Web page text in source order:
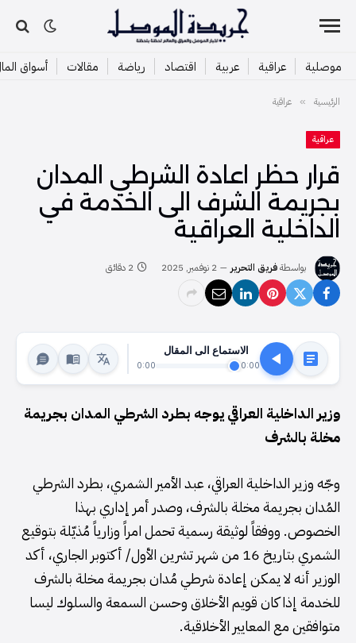
موصلية عراقية عربية اقتصاد رياضة مقالات أسواق
الرئيسية » عراقية
عراقية
قرار حظر اعادة الشرطي المدان
بجريمة الشرف الى الخدمة في
الداخلية العراقية
بواسطةفريق التحرير 2 نوفمبر, 2025 2 دقائق
الاستماع الى المقال
0:00
0:00
وزير الداخلية العراقي يوجه بطرد الشرطي المدان بجريمة
مخلة بالشرف
وجّه وزير الداخلية العراقي، عبد الأمير الشمري، بطرد الشرطي
المُدان بجريمة مخلة بالشرف، وصدر أمر إداري بهذا
الخصوص. ووفقاً لوثيقة رسمية تحمل امراً وزارياً مُذيّلة بتوقيع
الشمري بتاريخ 16 من شهر تشرين الأول/ أكتوبر الجاري، أكد
الوزير أنه لا يمكن إعادة شرطي مُدان بجريمة مخلة بالشرف
للخدمة إذا كان قويم الأخلاق وحسن السمعة والسلوك ليسا
متوافقين مع المعايير الأخلاقية.